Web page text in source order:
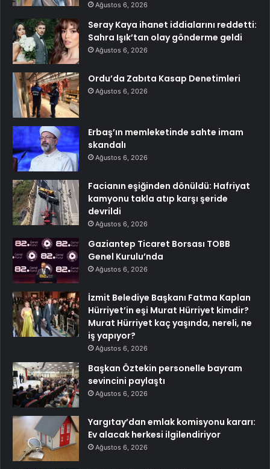
Ağustos 6, 2026
Seray Kaya ihanet iddialarını reddetti:
Sahra Işık’tan olay gönderme geldi
Ağustos 6, 2026
Ordu’da Zabıta Kasap Denetimleri
Ağustos 6, 2026
Erbaş’ın memleketinde sahte imam
skandalı
Ağustos 6, 2026
Facianın eşiğinden dönüldü: Hafriyat
kamyonu takla atıp karşı şeride
devrildi
Ağustos 6, 2026
Gaziantep Ticaret Borsası TOBB
Genel Kurulu’nda
Ağustos 6, 2026
İzmit Belediye Başkanı Fatma Kaplan
Hürriyet’in eşi Murat Hürriyet kimdir?
Murat Hürriyet kaç yaşında, nereli, ne
iş yapıyor?
Ağustos 6, 2026
Başkan Öztekin personelle bayram
sevincini paylaştı
Ağustos 6, 2026
Yargıtay’dan emlak komisyonu kararı:
Ev alacak herkesi ilgilendiriyor
Ağustos 6, 2026